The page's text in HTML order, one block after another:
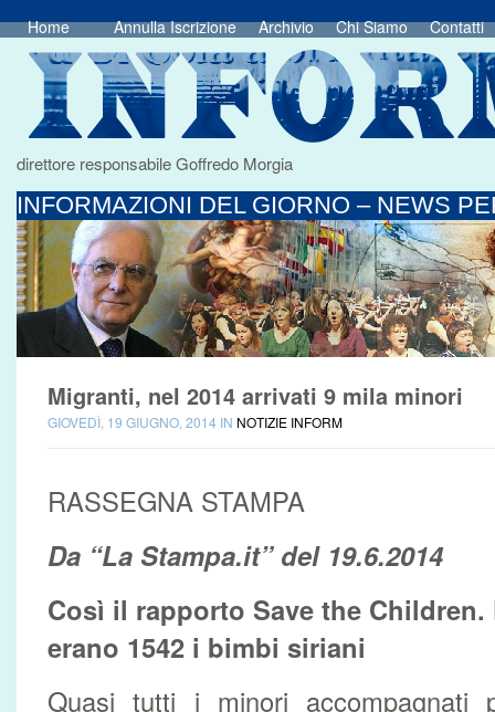
Home Annulla Iscrizione Archivio Chi Siamo Contatti
direttore responsabile Goffredo Morgia
INFORMAZIONI DEL GIORNO – NEWS
Migranti, nel 2014 arrivati 9 mila minori
GIOVEDÌ, 19 GIUGNO, 2014 IN NOTIZIE INFORM
RASSEGNA STAMPA
Da “La Stampa.it” del 19.6.2014
Così il rapporto Save the
erano 1542 i bimbi siriani
Quasi tutti i minori accompagnati